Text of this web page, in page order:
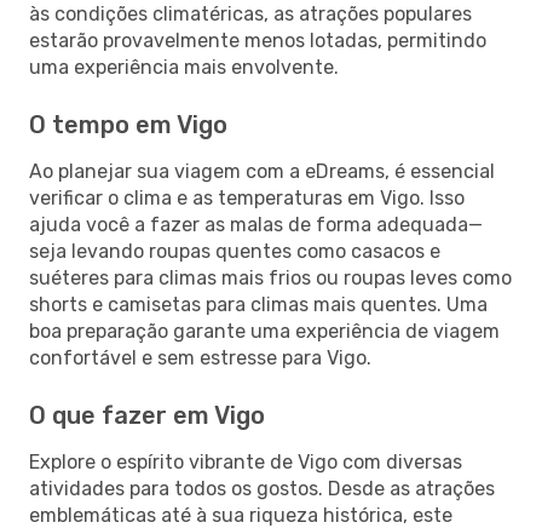
às condições climatéricas, as atrações populares
estarão provavelmente menos lotadas, permitindo
uma experiência mais envolvente.
O tempo em Vigo
Ao planejar sua viagem com a eDreams, é essencial
verificar o clima e as temperaturas em Vigo. Isso
ajuda você a fazer as malas de forma adequada—
seja levando roupas quentes como casacos e
suéteres para climas mais frios ou roupas leves como
shorts e camisetas para climas mais quentes. Uma
boa preparação garante uma experiência de viagem
confortável e sem estresse para Vigo.
O que fazer em Vigo
Explore o espírito vibrante de Vigo com diversas
atividades para todos os gostos. Desde as atrações
emblemáticas até à sua riqueza histórica, este